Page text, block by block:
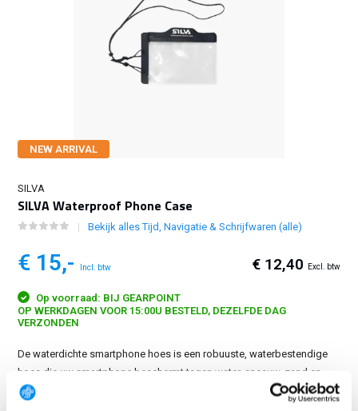
NEW ARRIVAL
SILVA
SILVA Waterproof Phone Case
Bekijk alles Tijd, Navigatie & Schrijfwaren (alle)
€ 15,- Incl. btw € 12,40 Excl. btw
Op voorraad: BIJ GEARPOINT
OP WERKDAGEN VOOR 15:00U BESTELD, DEZELFDE DAG
VERZONDEN
De waterdichte smartphone hoes is een robuuste, waterbestendige
hoes die uw smartphone beschermt tegen water, sneeuw, zand en
vuil. Dankzij de transparante, touchscreen-compatibele hoes kunt u